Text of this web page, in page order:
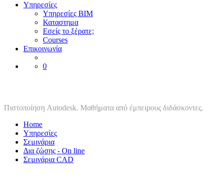
Υπηρεσίες
Υπηρεσίες BIM
Καταστημα
Εσείς το ξέρατε;
Courses
Επικοινωνία
0
Πιστοποίηση Autodesk. Μαθήματα από έμπειρους διδάσκοντες.
Home
Υπηρεσίες
Σεμινάρια
Δια ζώσης - On line
Σεμινάρια CAD